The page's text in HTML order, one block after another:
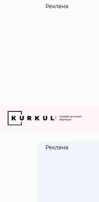
Реклама
Реклама